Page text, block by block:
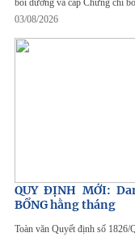
bồi dưỡng và cấp Chứng chỉ
03/08/2026
QUY ĐỊNH MỚI:
BỔNG hằng tháng
Toàn văn Quyết định số